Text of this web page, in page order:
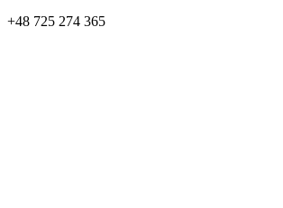
+48 725 274 365